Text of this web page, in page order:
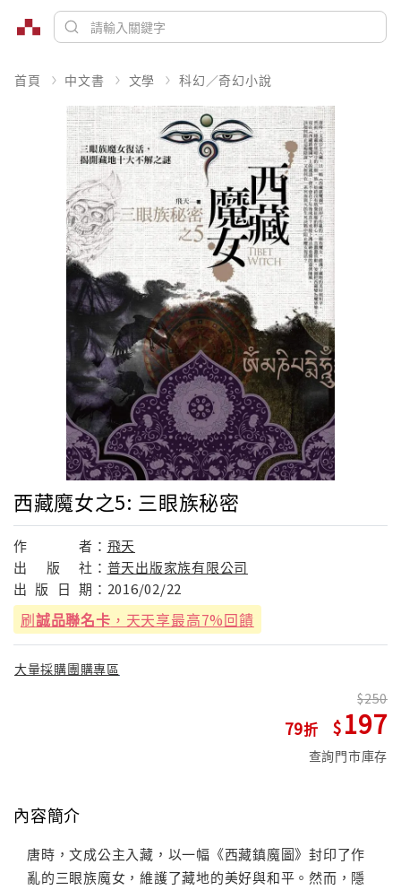
首頁 中文書 文學 科幻／奇幻小說
西藏魔女之5: 三眼族秘密
作 者： 飛天
出
版 社： 普天出版家族有限公司
出 版 日 期： 2016/02/22
刷誠品聯名卡 ，天天享最高7%回饋
大量採購團購專區
79
250
197
查詢門市庫存
內容簡介
唐時，文成公主入藏，以一幅《西藏鎮魔圖》封印了作
亂的三眼族魔女，維護了藏地的美好與和平。然而，隱